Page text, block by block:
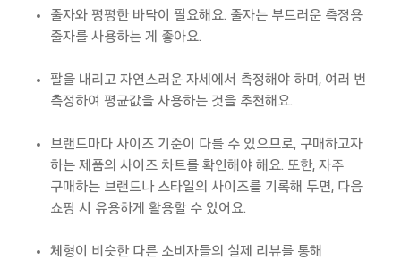
줄자와 평평한 바닥이 필요해요. 줄자는 부드러운 측정용
줄자를 사용하는 게 좋아요.
팔을 내리고 자연스러운 자세에서 측정해야 하며, 여러 번
측정하여 평균값을 사용하는 것을 추천해요.
브랜드마다 사이즈 기준이 다를 수 있으므로, 구매하고자
하는 제품의 사이즈 차트를 확인해야 해요. 또한, 자주
구매하는 브랜드나 스타일의 사이즈를 기록해 두면, 다음
쇼핑 시 유용하게 활용할 수 있어요.
체형이 비슷한 다른 소비자들의 실제 리뷰를 통해